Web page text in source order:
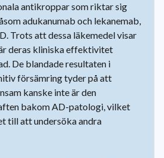
antikroppar som riktar sig
adukanumab och lekanemab,
Trots att dessa läkemedel visar
deras kliniska effektivitet
De blandade resultaten i
försämring tyder på att
kanske inte är den
bakom AD-patologi, vilket
till att undersöka andra